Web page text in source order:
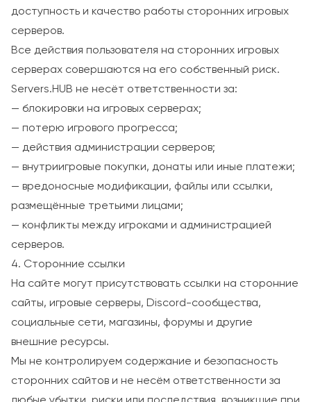
доступность и качество работы сторонних игровых
серверов.
Все действия пользователя на сторонних игровых
серверах совершаются на его собственный риск.
Servers.HUB не несёт ответственности за:
— блокировки на игровых серверах;
— потерю игрового прогресса;
— действия администрации серверов;
— внутриигровые покупки, донаты или иные платежи;
— вредоносные модификации, файлы или ссылки,
размещённые третьими лицами;
— конфликты между игроками и администрацией
серверов.
4. Сторонние ссылки
На сайте могут присутствовать ссылки на сторонние
сайты, игровые серверы, Discord-сообщества,
социальные сети, магазины, форумы и другие
внешние ресурсы.
Мы не контролируем содержание и безопасность
сторонних сайтов и не несём ответственности за